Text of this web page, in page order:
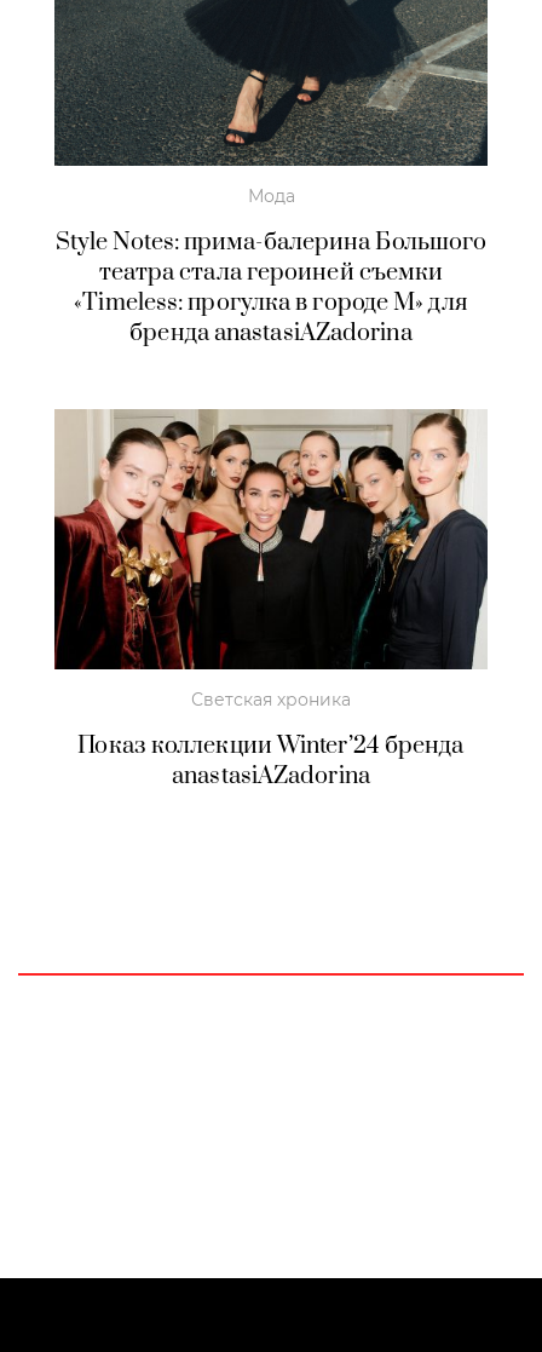
Мода
Style Notes: прима-балерина Большого
театра стала героиней съемки
«Timeless: прогулка в городе М» для
бренда anastasiAZadorina
Светская хроника
Показ коллекции Winter’24 бренда
anastasiAZadorina